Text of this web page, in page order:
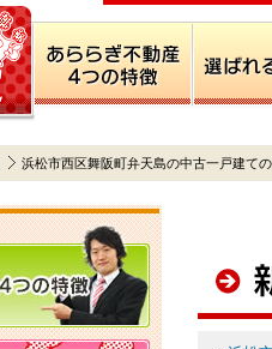
浜松市西区舞阪町弁天島の中古一戸建て